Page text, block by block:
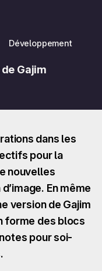
Développement
Gajim
dans les
pour la
nouvelles
En même
version de Gajim
forme des blocs
pour soi-